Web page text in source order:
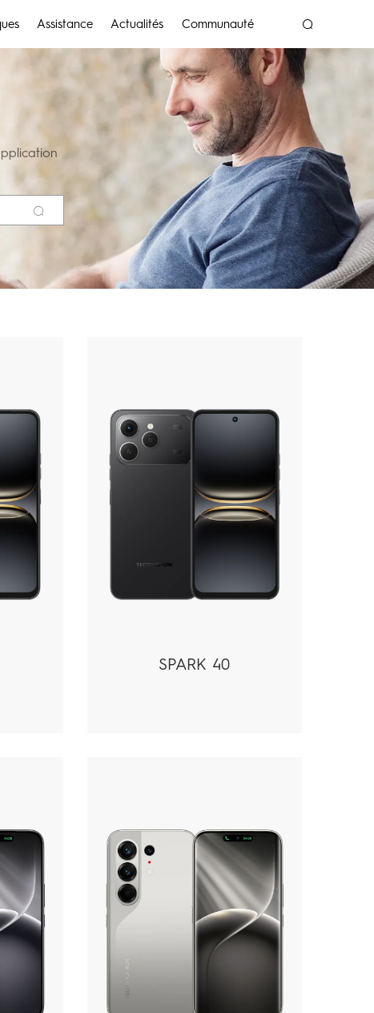
Assistance Actualités Communauté
SPARK 40